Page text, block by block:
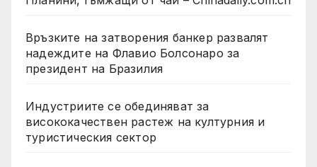
Връзките на затворения банкер развалят
надеждите на Флавио Болсонаро за
президент на Бразилия
Индустриите се обединяват за
висококачествен растеж на културния и
туристическия сектор